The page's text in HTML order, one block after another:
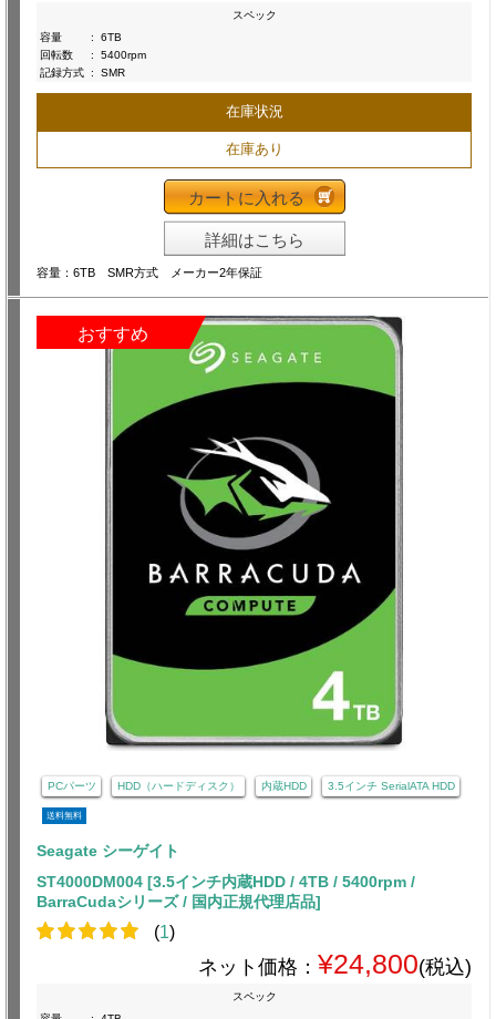
スペック
容量
:
6TB
回転数
:
5400rpm
記録方式 : SMR
在庫状況
在庫あり
カートに入れる
詳細はこちら
容量：6TB SMR方式 メーカー2年保証
おすすめ
PCパーツ HDD（ハードディスク） 内蔵HDD 3.5インチ SerialATA HDD
送料無料
Seagate シーゲイト
ST4000DM004 [3.5インチ内蔵HDD / 4TB / 5400rpm /
BarraCudaシリーズ / 国内正規代理店品]
(1)
ネット価格： ¥24,800(税込)
スペック